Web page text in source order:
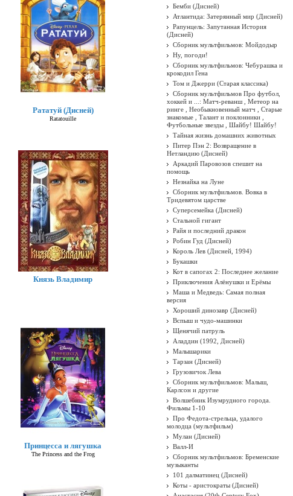
Рататуй (Дисней)
Ratatouille
Князь Владимир
Принцесса и лягушка
The Princess and the Frog
Бемби (Дисней)
Атлантида: Затерянный мир (Дисней)
Рапунцель: Запутанная История
(Дисней)
Сборник мультфильмов: Мойдодыр
Ну, погоди!
Сборник мультфильмов: Чебурашка и
крокодил Гена
Том и Джерри (Старая классика)
Сборник мультфильмов Про футбол,
хоккей и ...: Матч-реванш , Метеор на
ринге , Необыкновенный матч , Старые
знакомые , Талант и поклонники ,
Футбольные звезды , Шайбу! Шайбу!
Тайная жизнь домашних животных
Питер Пэн 2: Возвращение в
Нетландию (Дисней)
Аркадий Паровозов спешит на
помощь
Незнайка на Луне
Сборник мультфильмов. Вовка в
Тридевятом царстве
Суперсемейка (Дисней)
Стальной гигант
Райя и последний дракон
Робин Гуд (Дисней)
Король Лев (Дисней, 1994)
Букашки
Кот в сапогах 2: Последнее желание
Приключения Алёнушки и Ерёмы
Маша и Медведь: Самая полная
версия
Хороший динозавр (Дисней)
Вспыш и чудо-машинки
Щенячий патруль
Аладдин (1992, Дисней)
Малышарики
Тарзан (Дисней)
Грузовичок Лева
Сборник мультфильмов: Малыш,
Карлсон и другие
Волшебник Изумрудного города.
Фильмы 1-10
Про Федота-стрельца, удалого
молодца (мультфильм)
Мулан (Дисней)
Валл-И
Сборник мультфильмов: Бременские
музыканты
101 далматинец (Дисней)
Коты - аристократы (Дисней)